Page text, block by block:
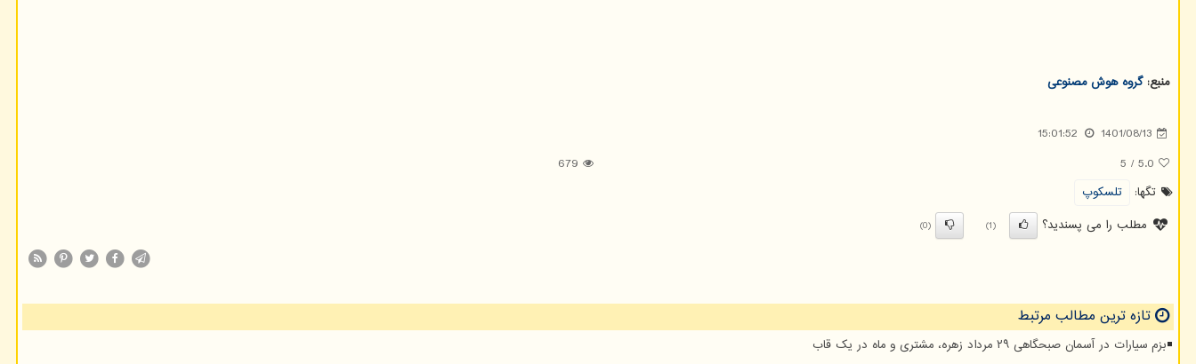
منبع:گروه هوش مصنوعی
1401/08/13
15:01:52
5.0
/
5
679
تگها:
تلسكوپ
مطلب را می پسندید؟
(1)
(0)
تازه ترین مطالب مرتبط
بزم سیارات در آسمان صبحگاهی ۲۹ مرداد زهره، مشتری و ماه در یک قاب